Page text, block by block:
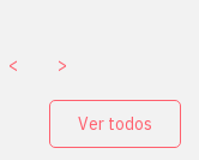
< >
Ver todos